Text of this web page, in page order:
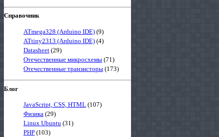
Справочник
ATmega328 (Arduino IDE) (9)
ATtiny2313 (Arduino IDE) (4)
Datasheet (29)
Отечественные микросхемы (71)
Отечественные транзисторы (173)
Блог
JavaScript, CSS, HTML (107)
Физика (29)
Linux Ubuntu (31)
PHP (103)